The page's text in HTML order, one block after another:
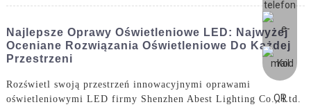
Najlepsze Oprawy Oświetleniowe LED: Najwyżej
Oceniane Rozwiązania Oświetleniowe Do Każdej
Przestrzeni
Rozświetl swoją przestrzeń innowacyjnymi oprawami
oświetleniowymi LED firmy Shenzhen Abest Lighting Co., Ltd.